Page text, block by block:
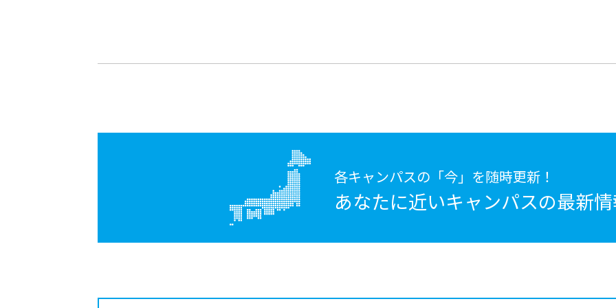
各キャンパスの「今」を随時更新！
あなたに近いキャンパスの最新